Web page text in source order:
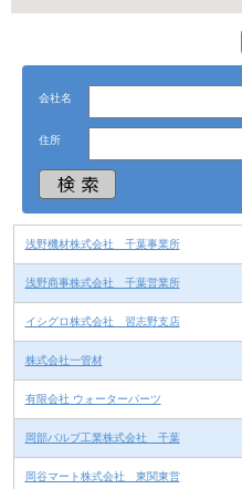
会社名
住所
浅野機材株式会社 千葉事業所
浅野商事株式会社 千葉営業所
イシグロ株式会社 習志野支店
株式会社一管材
有限会社 ウォーターパーツ
岡部バルブ工業株式会社 千葉
岡谷マート株式会社 東関東営